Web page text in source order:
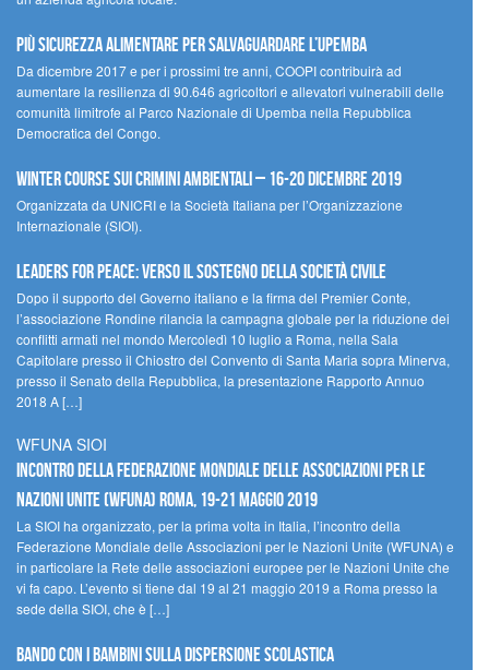
Più sicurezza alimentare per salvaguardare l’Upemba
Da dicembre 2017 e per i prossimi tre anni, COOPI contribuirà ad
aumentare la resilienza di 90.646 agricoltori e allevatori vulnerabili delle
comunità limitrofe al Parco Nazionale di Upemba nella Repubblica
Democratica del Congo.
Winter Course sui Crimini Ambientali – 16-20 Dicembre 2019
Organizzata da UNICRI e la Società Italiana per l’Organizzazione
Internazionale (SIOI).
Leaders for peace: verso il sostegno della società civile
Dopo il supporto del Governo italiano e la firma del Premier Conte,
l’associazione Rondine rilancia la campagna globale per la riduzione dei
conflitti armati nel mondo Mercoledì 10 luglio a Roma, nella Sala
Capitolare presso il Chiostro del Convento di Santa Maria sopra Minerva,
presso il Senato della Repubblica, la presentazione Rapporto Annuo
2018 A […]
WFUNA SIOI
Incontro della Federazione Mondiale delle Associazioni per le
Nazioni Unite (WFUNA) Roma, 19-21 maggio 2019
La SIOI ha organizzato, per la prima volta in Italia, l’incontro della
Federazione Mondiale delle Associazioni per le Nazioni Unite (WFUNA) e
in particolare la Rete delle associazioni europee per le Nazioni Unite che
vi fa capo. L’evento si tiene dal 19 al 21 maggio 2019 a Roma presso la
sede della SIOI, che è […]
Bando Con i Bambini sulla dispersione scolastica